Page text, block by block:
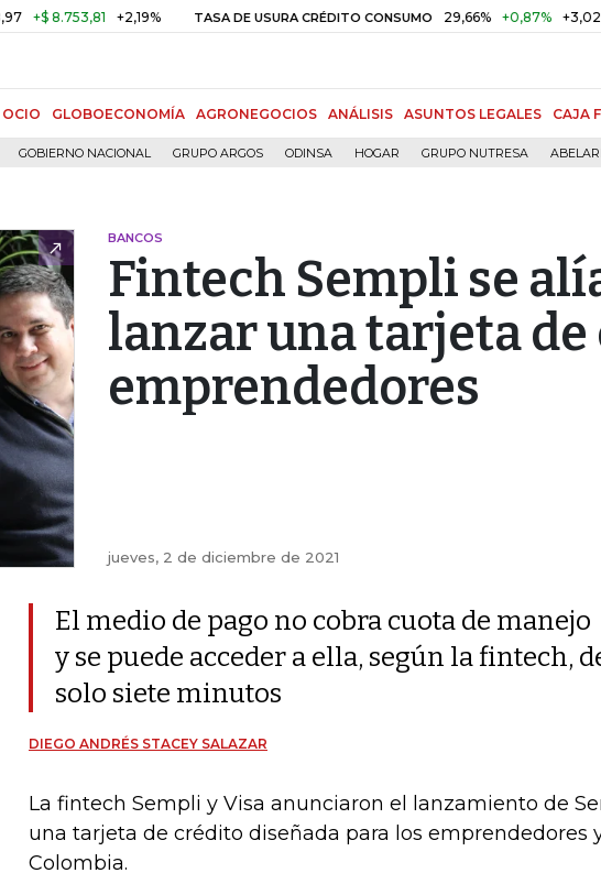
+2,19% TASA DE USURA CRÉDITO CONSUMO 29,66% +0,87% +3,02%
OCIO GLOBOECONOMÍA AGRONEGOCIOS ANÁLISIS ASUNTOS LEGALES CAJA
GOBIERNO NACIONAL GRUPO ARGOS ODINSA HOGAR GRUPO NUTRESA
BANCOS
Fintech Sempli se
lanzar una tarjeta
emprendedores
jueves, 2 de diciembre de 2021
El medio de pago no cobra cuota de manejo
y se puede acceder a ella, según la fintech,
solo siete minutos
DIEGO ANDRÉS STACEY SALAZAR
La fintech Sempli y Visa anunciaron el lanzamiento de
una tarjeta de crédito diseñada para los emprendedores
Colombia.